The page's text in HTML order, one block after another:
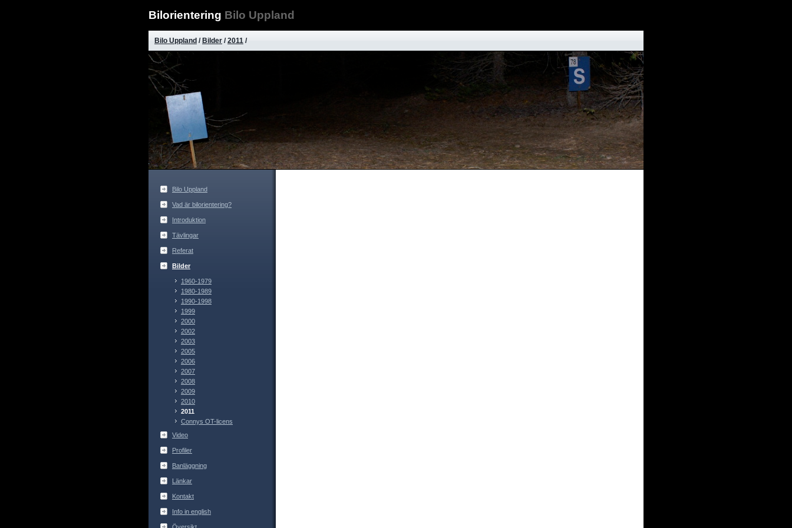
Bilorientering Bilo Uppland
Bilo Uppland / Bilder /2011 /
Bilo Uppland
Vad är bilorientering?
Introduktion
Tävlingar
Referat
Bilder
1960-1979
1980-1989
1990-1998
1999
2000
2002
2003
2005
2006
2007
2008
2009
2010
2011
Connys OT-licens
Video
Profiler
Banläggning
Länkar
Kontakt
Info in english